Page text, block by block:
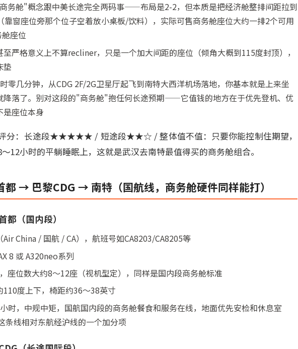
务舱"概念跟中美长途完全两码事——布局是2-2，但本质是把经济舱整排间距拉到
靠窗座位旁那个位子空着放小桌板/饮料），实际可售商务舱座位大约一排2个可用
座位
严格意义上不算recliner，只是一个加大间距的座位（倾角大概到115度封顶），
垫
零几分钟，从CDG 2F/2G卫星厅起飞到南特大西洋机场落地，你基本就是上来坐
降落了。别对这段的"商务舱"抱任何长途预期——它值钱的地方在于优先登机、优
是座位本身
评分：长途段★★★★★ / 短途段★★☆ / 整体值不值：只要你能控制住期望，
12小时的平躺睡眠上，这就是武汉去南特最值得买的商务舱组合。
→ 巴黎CDG → 南特（国航线，商务舱硬件同样能打）
（国内段）
China / 国航 / CA），航班号如CA8203/CA8205等
8 或 A320neo系列
座位数大约8～12座（视机型定），同样是国内段商务舱标准
度上下，椅距约36～38英寸
时，中规中矩，国航国内段的商务舱餐食和服务在线，地面优先安检和休息室
条线相对东航经沪线的一个加分项